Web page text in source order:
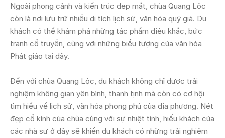
Ngoài phong cảnh và kiến trúc đẹp mắt, chùa Quang Lộc
còn là nơi lưu trữ nhiều di tích lịch sử, văn hóa quý giá. Du
khách có thể khám phá những tác phẩm điêu khắc, bức
tranh cổ truyền, cùng với những biểu tượng của văn hóa
Phật giáo tại đây.
Đến với chùa Quang Lộc, du khách không chỉ được trải
nghiệm không gian yên bình, thanh tịnh mà còn có cơ hội
tìm hiểu về lịch sử, văn hóa phong phú của địa phương. Nét
đẹp cổ kính của chùa cùng với sự nhiệt tình, hiếu khách của
các nhà sư ở đây sẽ khiến du khách có những trải nghiệm